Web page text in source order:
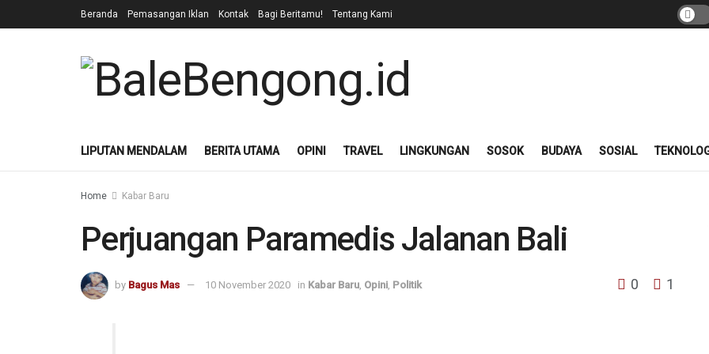
Beranda Pemasangan Iklan Kontak Bagi Beritamu! Tentang Kami
LIPUTAN MENDALAM BERITA UTAMA OPINI TRAVEL LINGKUNGAN SOSOK BUDAYA SOSIAL
Home Kabar Baru
Perjuangan Paramedis Jalanan Bali
by Bagus Mas 10 November 2020 in Kabar Baru Opini Politik 0 1